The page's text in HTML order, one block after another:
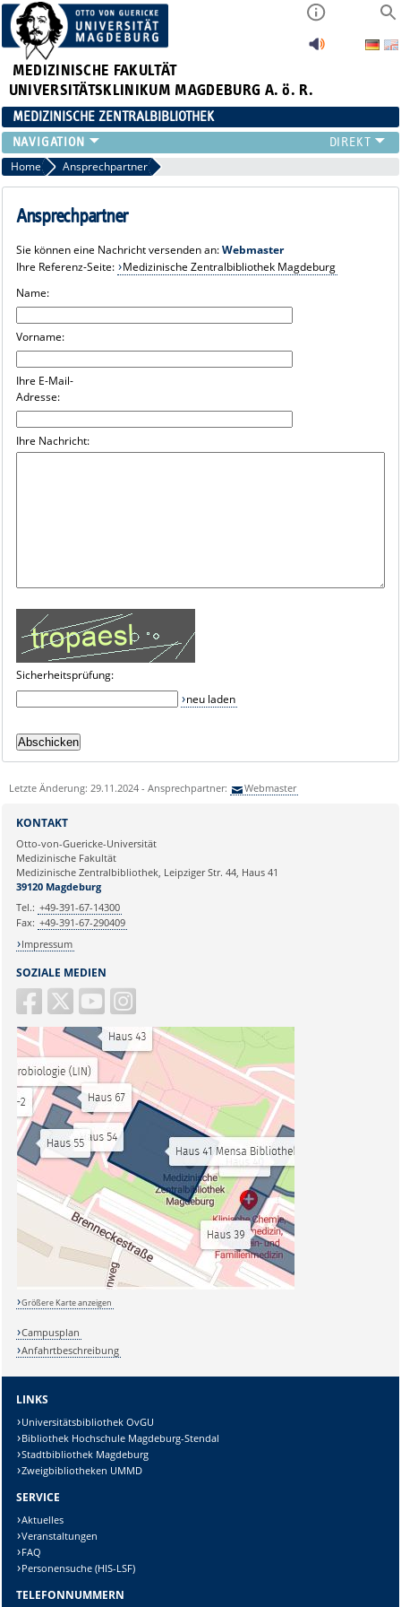
MEDIZINISCHE FAKULTÄT
UNIVERSITÄTSKLINIKUM MAGDEBURG A. ö. R.
MEDIZINISCHE ZENTRALBIBLIOTHEK
LITERATURSUCHE
SERVICE
INFORMATIONSKOMPETENZ
PUBLIZIEREN
SUCHE A-Z
Home Ansprechpartner
Ansprechpartner
Sie können eine Nachricht versenden an:Webmaster
Ihre Referenz-Seite: Medizinische Zentralbibliothek Magdeburg
Name:
Vorname:
Ihre E-Mail-
Adresse:
Ihre Nachricht:
Sicherheitsprüfung:
neu laden
Letzte Änderung: 29.11.2024 - Ansprechpartner: Webmaster
SOZIALE MEDIEN
KONTAKT
Otto-von-Guericke-Universität
Medizinische Fakultät
Medizinische Zentralbibliothek, Leipziger Str. 44, Haus 41
39120 Magdeburg
Tel.: +49-391-67-14300
Fax: +49-391-67-290409
Impressum
Größere Karte anzeigen
Campusplan
Anfahrtbeschreibung
LINKS
Universitätsbibliothek OvGU
Bibliothek Hochschule Magdeburg-Stendal
Stadtbibliothek Magdeburg
Zweigbibliotheken UMMD
SERVICE
Aktuelles
Veranstaltungen
FAQ
Personensuche (HIS-LSF)
TELEFONNUMMERN